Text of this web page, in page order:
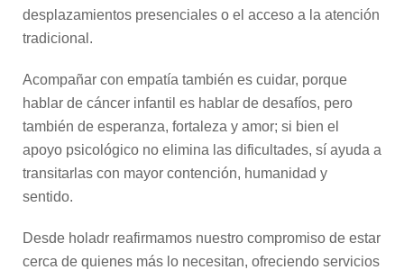
desplazamientos presenciales o el acceso a la atención
tradicional.
Acompañar con empatía también es cuidar, porque
hablar de cáncer infantil es hablar de desafíos, pero
también de esperanza, fortaleza y amor; si bien el
apoyo psicológico no elimina las dificultades, sí ayuda a
transitarlas con mayor contención, humanidad y
sentido.
Desde holadr reafirmamos nuestro compromiso de estar
cerca de quienes más lo necesitan, ofreciendo servicios